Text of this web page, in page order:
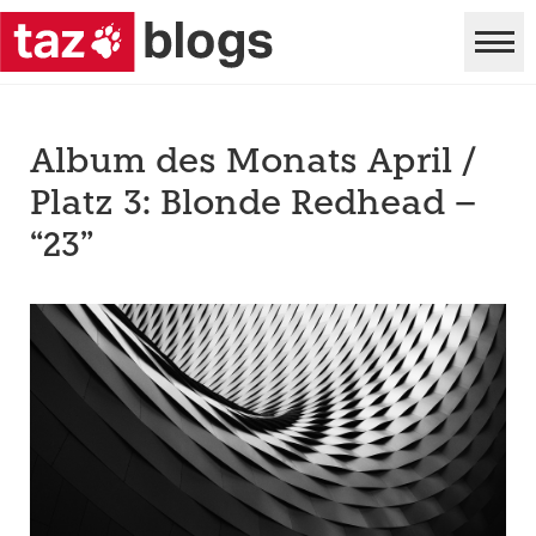
Album des Monats April /
Platz 3: Blonde Redhead –
“23”